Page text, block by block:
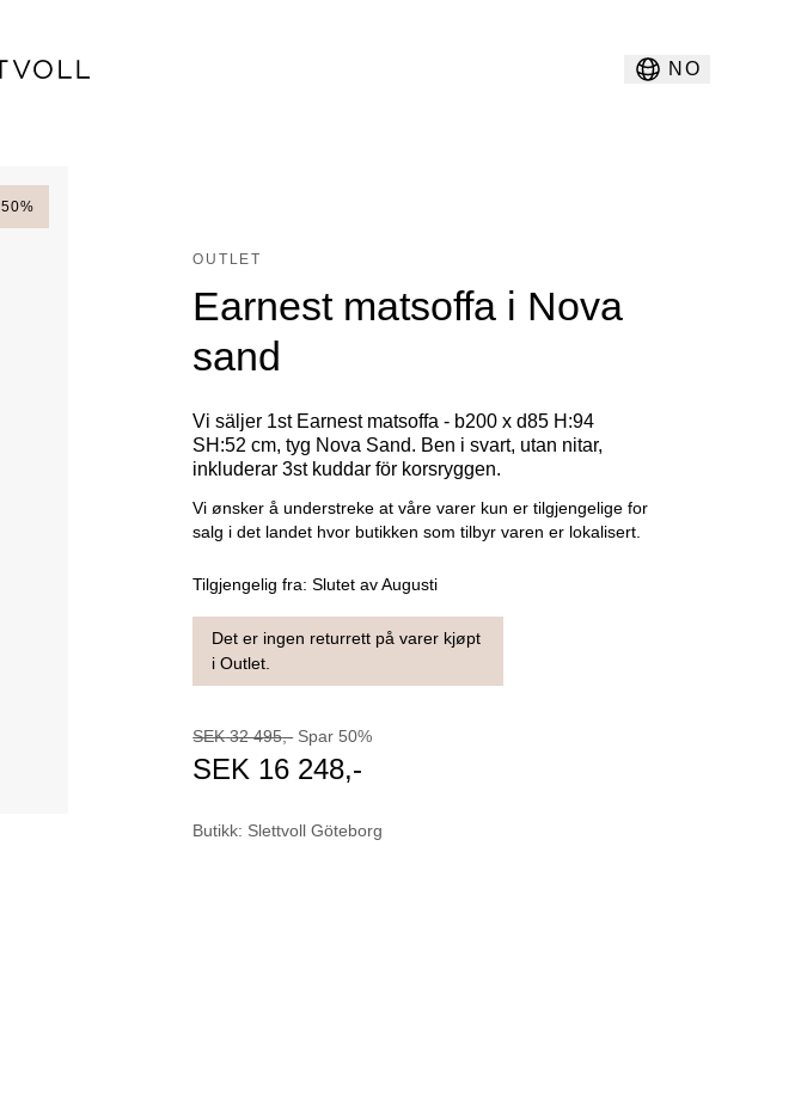
NO
50%
OUTLET
Earnest matsoffa i Nova
sand
Vi säljer 1st Earnest matsoffa - b200 x d85 H:94
SH:52 cm, tyg Nova Sand. Ben i svart, utan nitar,
inkluderar 3st kuddar för korsryggen.
Vi ønsker å understreke at våre varer kun er tilgjengelige for
salg i det landet hvor butikken som tilbyr varen er lokalisert.
Tilgjengelig fra:Slutet av Augusti
Det er ingen returrett på varer kjøpt
i Outlet.
SEK 32 495,- Spar 50%
SEK 16 248,-
Butikk: Slettvoll Göteborg